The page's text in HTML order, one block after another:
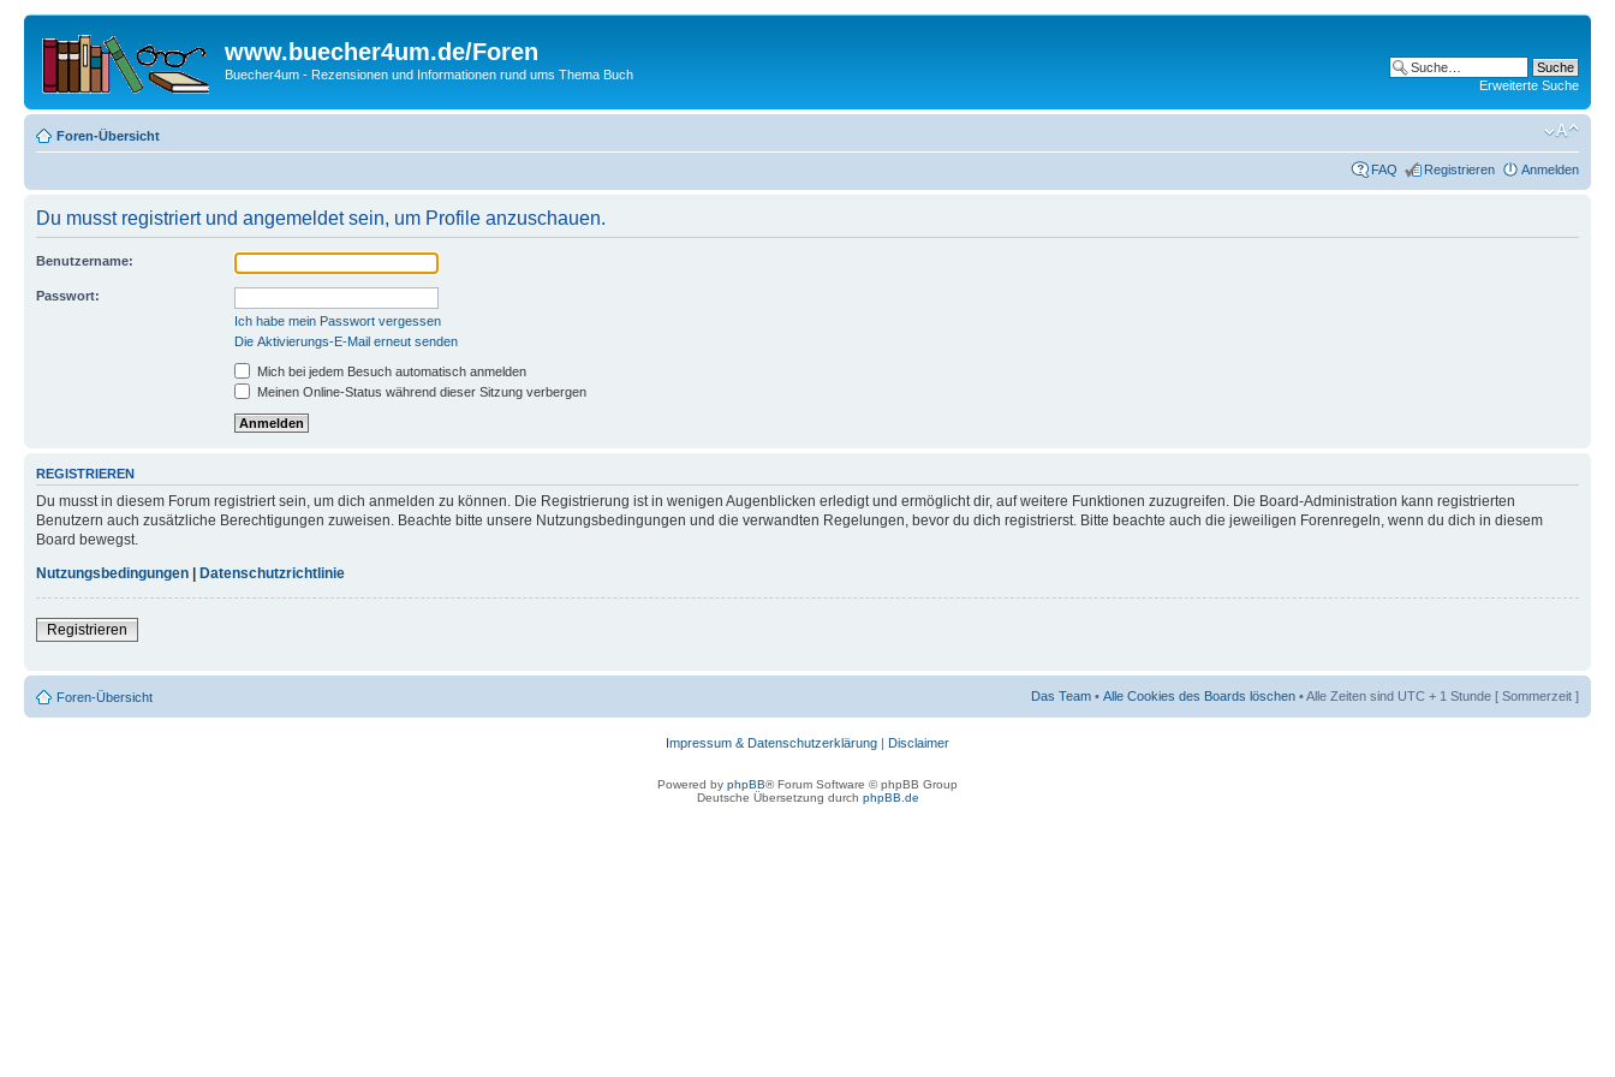
www.buecher4um.de/Foren
Buecher4um - Rezensionen und Informationen rund ums Thema Buch
Erweiterte Suche
Foren-Übersicht
FAQ Registrieren Anmelden
Du musst registriert und angemeldet sein, um Profile anzuschauen.
Benutzername:
Passwort:
Ich habe mein Passwort vergessen
Die Aktivierungs-E-Mail erneut senden
Mich bei jedem Besuch automatisch anmelden
Meinen Online-Status während dieser Sitzung verbergen
REGISTRIEREN
Du musst in diesem Forum registriert sein, um dich anmelden zu können. Die Registrierung ist in wenigen Augenblicken erledigt und ermöglicht dir, auf weitere Funktionen zuzugreifen. Die Board-Administration kann registrierten
Benutzern auch zusätzliche Berechtigungen zuweisen. Beachte bitte unsere Nutzungsbedingungen und die verwandten Regelungen, bevor du dich registrierst. Bitte beachte auch die jeweiligen Forenregeln, wenn du dich in diesem
Board bewegst.
Nutzungsbedingungen
Datenschutzrichtlinie
Registrieren
Foren-Übersicht Das Team • Alle Cookies des Boards löschen • Alle Zeiten sind UTC + 1 Stunde [ Sommerzeit ]
Impressum & Datenschutzerklärung | Disclaimer
Powered by phpBB® Forum Software © phpBB Group
Deutsche Übersetzung durch phpBB.de